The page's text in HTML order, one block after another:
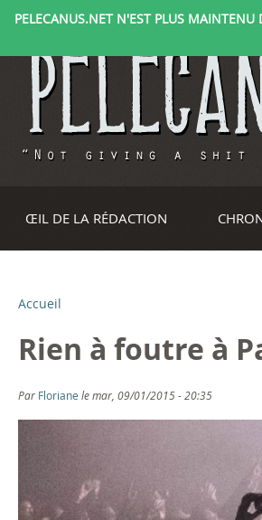
PELECANUS.NET N'EST PLUS MAINTENU
ŒIL DE LA RÉDACTION
V
o
u
s
t
Accueil
Rien à foutre à
Par Floriane le mar, 09/01/2015 - 20:35